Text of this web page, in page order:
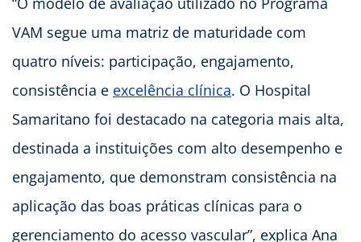
VAM segue uma matriz de maturidade com
quatro níveis: participação, engajamento,
consistência e excelência clínica. O Hospital
Samaritano foi destacado na categoria mais alta,
destinada a instituições com alto desempenho e
engajamento, que demonstram consistência na
aplicação das boas práticas clínicas para o
gerenciamento do acesso vascular”, explica Ana